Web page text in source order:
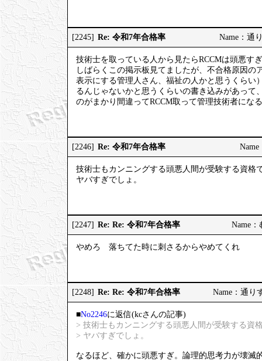
[2245] Re: 令和7年合格率 Name：通
技術士を取っている人から見たらRCCMは頭悪す
しばらくこの掲示板見てましたが、不合格原因
表示にする管理人さん、福祉の人かと思うくら
るんじゃないかと思うくらいの書き込みがあっ
のがまかり間違ってRCCM取って管理技術者にな
[2246] Re: 令和7年合格率
技術士もカンニングする頭悪人間が受験する資格
ヤバすぎでしょ。
[2247] Re: Re: 令和7年合格率 Name
やめろ 落ちてた時に刺さるからやめてくれ
[2248] Re: Re: 令和7年合格率 Name：通り
■No2246に返信(kcさんの記事)
> 技術士もカンニングする頭悪人間が受験する資
> ヤバすぎでしょ。
なるほど、確かに頭悪すぎ。論理的思考力が壊滅